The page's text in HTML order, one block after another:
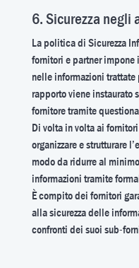
6. Sicurezza negli
La politica di Sicurezza
fornitori e partner impone
nelle informazioni
rapporto viene instaurato
fornitore tramite
Di volta in volta ai
organizzare e strutturare
modo da ridurre al
informazioni tramite
È compito dei fornitori
alla sicurezza delle
confronti dei suoi sub-